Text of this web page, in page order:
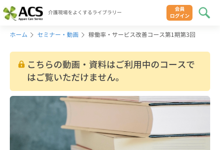
介護現場をよくするライブラリー
会員
ログイン
ホーム セミナー・動画 稼働率・サービス改善コース第1期第3回
こちらの動画・資料はご利用中のコースで
はご覧いただけません。